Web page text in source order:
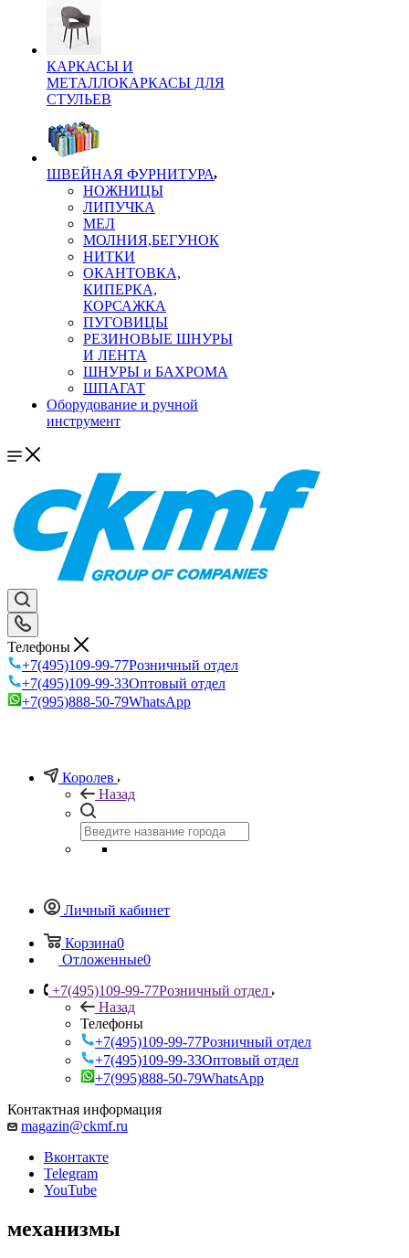
КАРКАСЫ И
МЕТАЛЛОКАРКАСЫ ДЛЯ
СТУЛЬЕВ
ШВЕЙНАЯ ФУРНИТУРА
НОЖНИЦЫ
ЛИПУЧКА
МЕЛ
МОЛНИЯ,БЕГУНОК
НИТКИ
ОКАНТОВКА,
КИПЕРКА,
КОРСАЖКА
ПУГОВИЦЫ
РЕЗИНОВЫЕ ШНУРЫ
И ЛЕНТА
ШНУРЫ и БАХРОМА
ШПАГАТ
Оборудование и ручной
инструмент
Телефоны
+7(495)109-99-77Розничный отдел
+7(495)109-99-33Оптовый отдел
+7(995)888-50-79WhatsApp
Королев
Назад
Личный кабинет
Корзина0
Отложенные0
+7(495)109-99-77Розничный отдел
Назад
Телефоны
+7(495)109-99-77Розничный отдел
+7(495)109-99-33Оптовый отдел
+7(995)888-50-79WhatsApp
Контактная информация
magazin@ckmf.ru
Вконтакте
Telegram
YouTube
механизмы